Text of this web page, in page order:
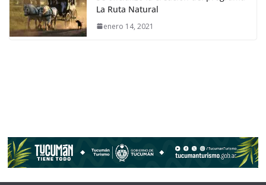
La Ruta Natural
enero 14, 2021